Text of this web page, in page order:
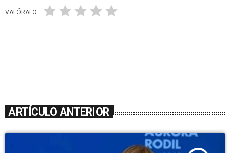
VALÓRALO
ARTÍCULO ANTERIOR